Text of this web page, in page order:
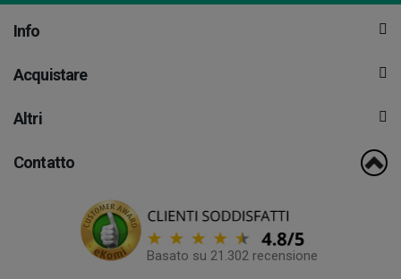
Info
Acquistare
Altri
Contatto
Basato su 21.302 recensione